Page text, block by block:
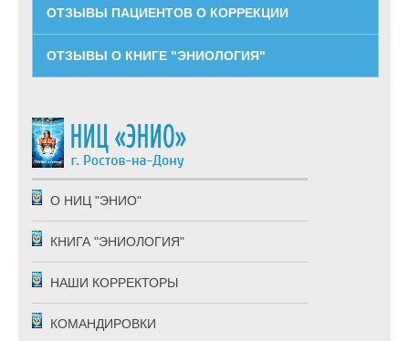
ОТЗЫВЫ ПАЦИЕНТОВ О КОРРЕКЦИИ
ОТЗЫВЫ О КНИГЕ "ЭНИОЛОГИЯ"
О НИЦ "ЭНИО"
КНИГА "ЭНИОЛОГИЯ"
НАШИ КОРРЕКТОРЫ
КОМАНДИРОВКИ